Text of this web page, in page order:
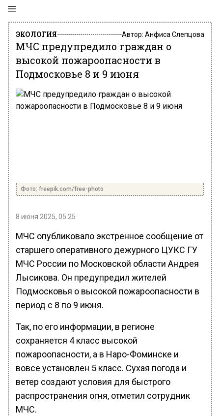
ЭКОЛОГИЯ Автор: Анфиса Слепцова
МЧС предупредило граждан о
высокой пожароопасности в
Подмосковье 8 и 9 июня
Фото: freepik.com/free-photo
8 июня 2025, 05:25
МЧС опубликовало экстренное сообщение от
старшего оперативного дежурного ЦУКС ГУ
МЧС России по Московской области Андрея
Лысикова. Он предупредил жителей
Подмосковья о высокой пожароопасности в
период с 8 по 9 июня.
Так, по его информации, в регионе
сохраняется 4 класс высокой
пожароопасности, а в Наро-Фоминске и
вовсе установлен 5 класс. Сухая погода и
ветер создают условия для быстрого
распространения огня, отметил сотрудник
МЧС.